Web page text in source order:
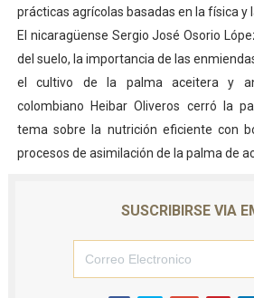
prácticas agrícolas basadas en la física y
El nicaragüense Sergio José Osorio
del suelo, la importancia de las
el cultivo de la palma aceitera y
colombiano Heibar Oliveros cerró la
tema sobre la nutrición eficiente con
procesos de asimilación de la palma de
SUSCRIBIRSE VIA